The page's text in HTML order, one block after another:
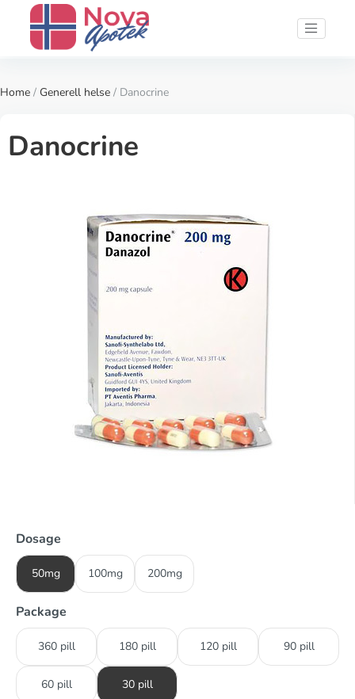
Home / Generell helse / Danocrine
Danocrine
Dosage
50mg 100mg 200mg
Package
360 pill 180 pill 120 pill 90 pill
60 pill 30 pill